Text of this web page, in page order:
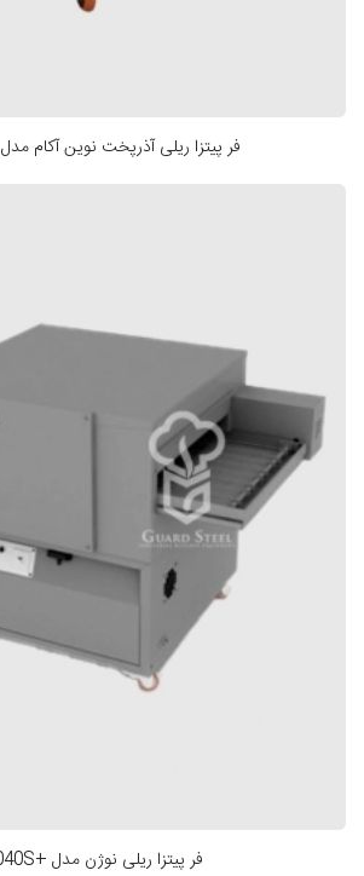
فر پیتزا ریلی آذرپخت نوین آکام مدل 2040S
فر پیتزا ریلی نوژن مدل +3040S